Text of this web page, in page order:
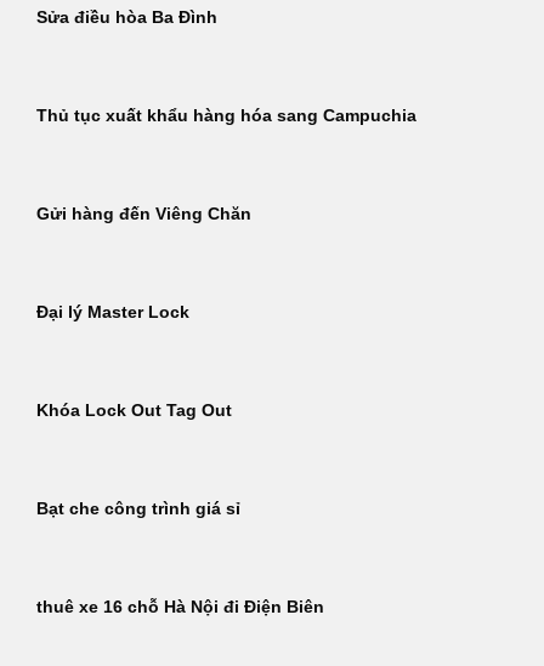
Sửa điều hòa Ba Đình
Thủ tục xuất khẩu hàng hóa sang Campuchia
Gửi hàng đến Viêng Chăn
Đại lý Master Lock
Khóa Lock Out Tag Out
Bạt che công trình giá sỉ
thuê xe 16 chỗ Hà Nội đi Điện Biên